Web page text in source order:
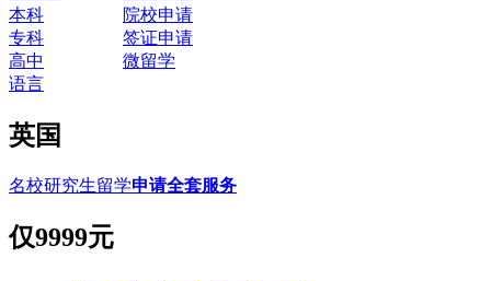
本科
院校申请
专科
签证申请
高中
微留学
语言
英国
名校研究生留学申请全套服务
仅9999元